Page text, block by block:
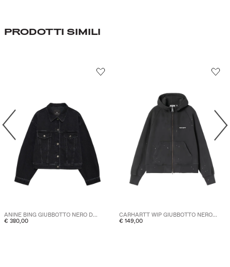
PRODOTTI SIMILI
ANINE BING GIUBBOTTO NERO D...
€ 380,00
CARHARTT WIP GIUBBOTTO NERO...
€ 149,00